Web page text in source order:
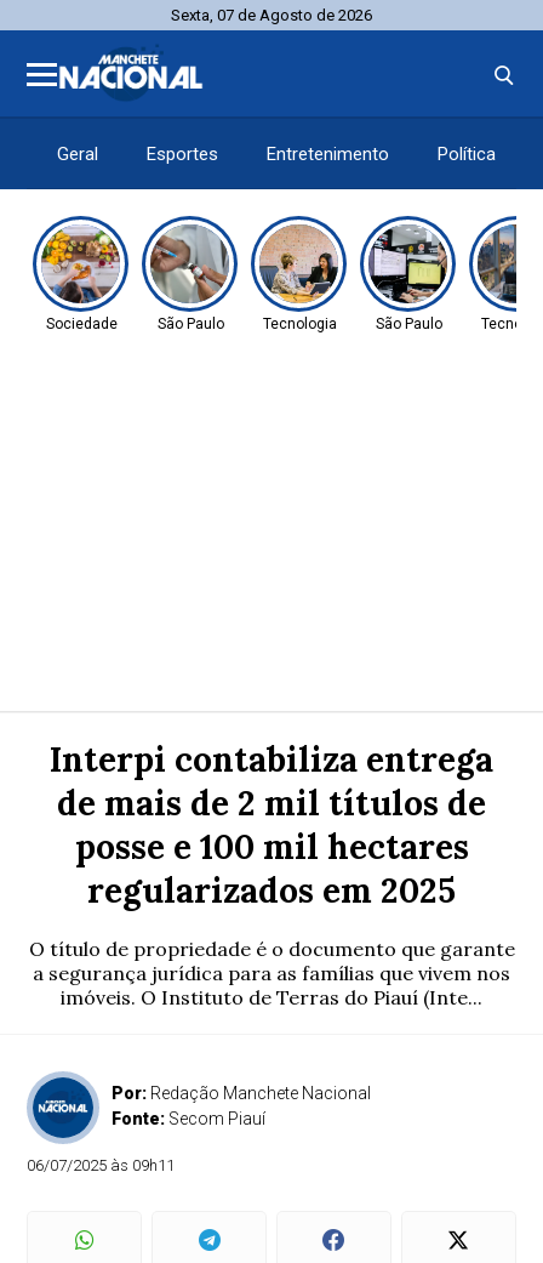
Sexta, 07 de Agosto de 2026
Geral Esportes Entretenimento Política
Sociedade São Paulo Tecnologia São Paulo
Interpi contabiliza entrega
de mais de 2 mil títulos de
posse e 100 mil hectares
regularizados em 2025
O título de propriedade é o documento que garante
a segurança jurídica para as famílias que vivem nos
imóveis. O Instituto de Terras do Piauí (Inte...
Por: Redação Manchete Nacional
Fonte: Secom Piauí
06/07/2025 às 09h11